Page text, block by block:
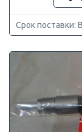
Срок поставки: